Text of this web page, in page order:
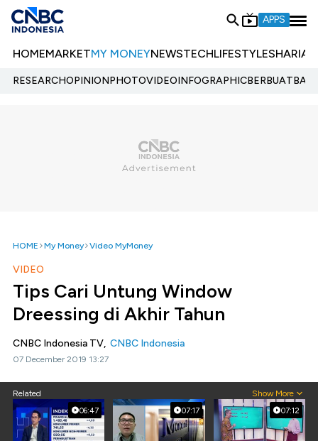
APPS
HOMEMARKETMY MONEYNEWSTECHLIFESTYLESHARIA
RESEARCHOPINIONPHOTOVIDEOINFOGRAPHIC
HOME My Money Video MyMoney
VIDEO
Tips Cari Untung Window
Dreessing di Akhir Tahun
CNBC Indonesia TV, CNBC Indonesia
07 December 2019 13:27
Related Show More
06:47 07:17 07:12